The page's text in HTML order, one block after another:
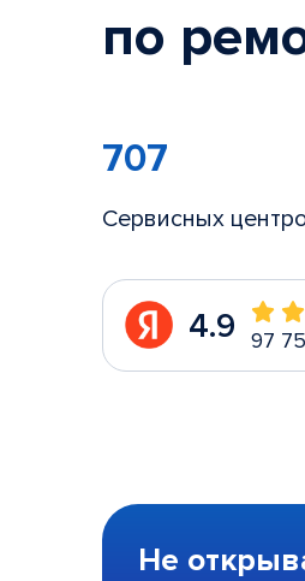
по
707
Сервисных
4.9 97
Не